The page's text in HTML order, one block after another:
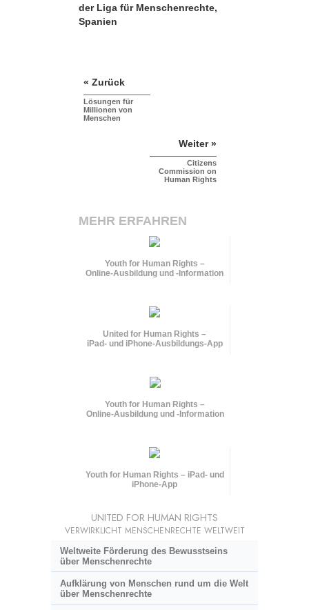
der Liga für Menschenrechte,
Spanien
« Zurück
Lösungen für
Millionen von
Menschen
Weiter »
Citizens
Commission on
Human Rights
MEHR ERFAHREN
Youth for Human Rights –
Online-Ausbildung und-Information
United for Human Rights –
iPad- und iPhone-Ausbildungs-App
Youth for Human Rights –
Online-Ausbildung und -Information
Youth for Human Rights – iPad- und
iPhone-App
UNITED FOR HUMAN RIGHTS
VERWIRKLICHT MENSCHENRECHTE WELTWEIT
Weltweite Förderung des Bewusstseins
über Menschenrechte
Aufklärung von Menschen rund um die Welt
über Menschenrechte